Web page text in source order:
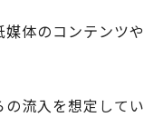
体のコンテンツや
流入を想定してい